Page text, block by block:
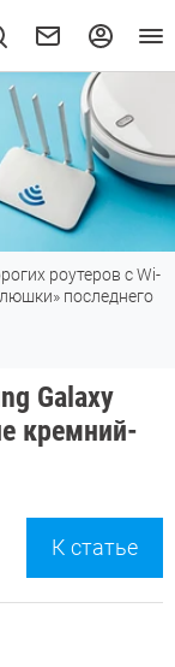
роутеров с Wi-
последнего
Galaxy
кремний-
К статье